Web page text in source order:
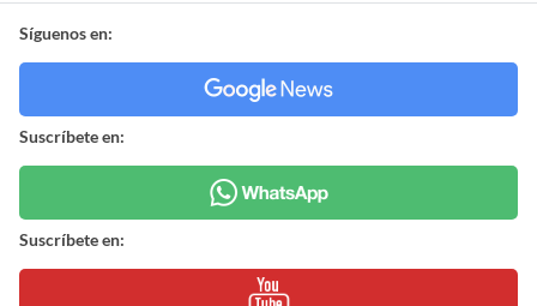
Síguenos en:
Suscríbete en:
Suscríbete en: